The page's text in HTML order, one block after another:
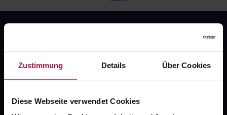
Zustimmung Details Über Cookies
Diese Webseite verwendet Cookies